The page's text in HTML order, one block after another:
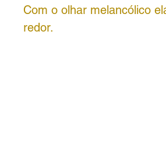
Com o olhar melancólico
redor.